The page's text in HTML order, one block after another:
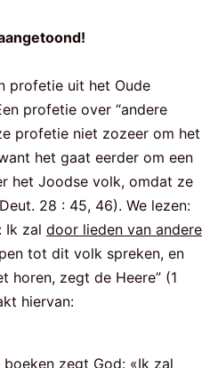
profetie uit het Oude
profetie over “andere
profetie niet zozeer om het
het gaat eerder om een
het Joodse volk, omdat ze
28 : 45, 46). We lezen:
Ik zal door lieden van andere
tot dit volk spreken, en
horen, zegt de Heere” (1
hiervan:
boeken zegt God: «Ik zal